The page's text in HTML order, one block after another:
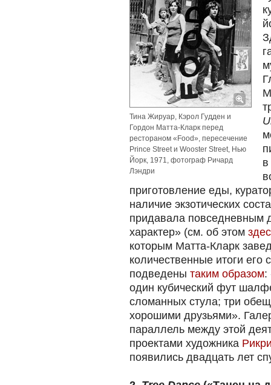
Тина Жируар, Кэрол Гудден и
Гордон Матта-Кларк перед
рестораном «Food», пересечение
Prince Street и Wooster Street, Нью
Йорк, 1971, фотограф Ричард
Лэндри
в
приготовление еды,
наличие экзотических
придавала повседневным
характер» (см. об этом
которым Матта-Кларк
количественные итоги
подведены таким образом:
один кубический фут
сломанных стула; три
хорошими друзьями».
параллель между этой
проектами художника
появились двадцать лет